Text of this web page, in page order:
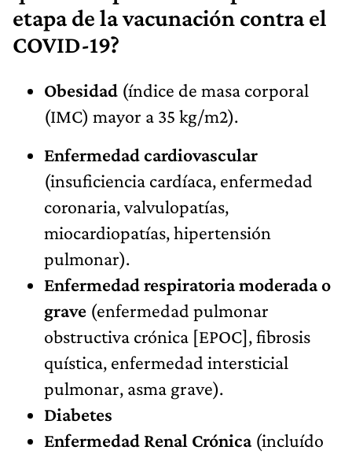
etapa de la vacunación contra el
COVID-19?
Obesidad (índice de masa corporal
(IMC) mayor a 35 kg/m2).
Enfermedad cardiovascular
(insuficiencia cardíaca, enfermedad
coronaria, valvulopatías,
miocardiopatías, hipertensión
pulmonar).
Enfermedad respiratoria moderada o
grave (enfermedad pulmonar
obstructiva crónica [EPOC], fibrosis
quística, enfermedad intersticial
pulmonar, asma grave).
Diabetes
Enfermedad Renal Crónica(incluído